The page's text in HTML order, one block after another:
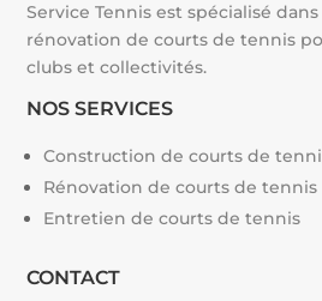
Service Tennis est spécialisé
rénovation de courts de tennis
clubs et collectivités.
NOS SERVICES
Construction de courts de
Rénovation de courts de tennis
Entretien de courts de tennis
CONTACT